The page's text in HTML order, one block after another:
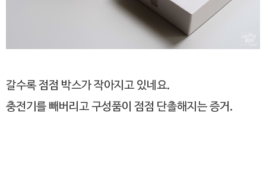
갈수록 점점 박스가 작아지고 있네요.
충전기를 빼버리고 구성품이 점점 단촐해지는 증거.